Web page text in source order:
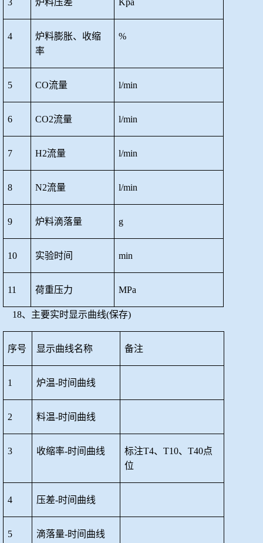
4
炉料膨胀、收缩
率
%
5 CO流量 l/min
6 CO2流量 l/min
7 H2流量 l/min
8 N2流量 l/min
9 炉料滴落量 g
10 实验时间 min
11 荷重压力 MPa
18、主要实时显示曲线(保存)
序号 显示曲线名称 备注
1 炉温-时间曲线
2 料温-时间曲线
3 收缩率-时间曲线 标注T4、T10、T40点
位
4 压差-时间曲线
5 滴落量-时间曲线